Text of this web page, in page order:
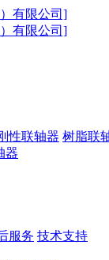
性联轴器 树脂联
器
服务 技术支持